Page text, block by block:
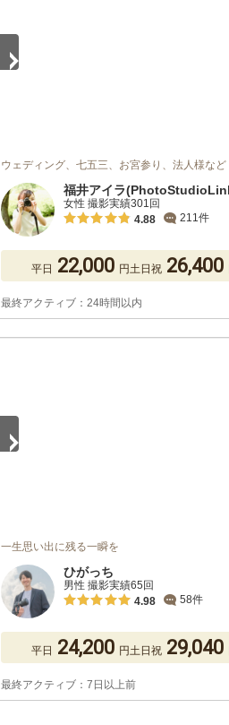
ウェディング、七五三、お宮参り、法人様など
福井アイラ
女性 撮影実績301回
4.88
211件
平日 22,000 円土日祝 26,400
最終アクティブ：24時間以内
一生思い出に残る一瞬を
ひがっち
男性 撮影実績65回
4.98
58件
平日 24,200 円土日祝 29,040
最終アクティブ：7日以上前